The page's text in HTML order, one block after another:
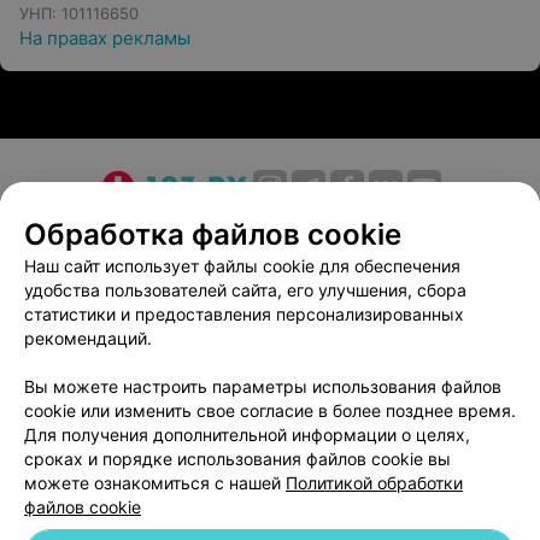
УНП: 101116650
На правах рекламы
О проекте Новости проекта
Размещение рекламы
Медицинский маркетинг
Публичный договор
Пользовательское соглашение
Способы оплаты
Вакансии
Партнеры
Написать в поддержку
Персональные настройки cookie
Обработка персональных данных
Обработка файлов cookie
Наш сайт использует файлы cookie для обеспечения
удобства пользователей сайта, его улучшения, сбора
статистики и предоставления персонализированных
рекомендаций.
Вы можете настроить параметры использования файлов
cookie или изменить свое согласие в более позднее время.
Для получения дополнительной информации о целях,
сроках и порядке использования файлов cookie вы
можете ознакомиться с нашей Политикой обработки
файлов cookie